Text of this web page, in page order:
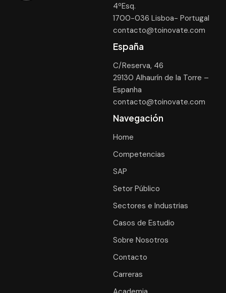
4ºEsq.
1700-036 Lisboa- Portugal
contacto@toinovate.com
España
C/Reserva, 46
29130 Alhaurín de la Torre –
Espanha
contacto@toinovate.com
Navegación
Home
Competencias
SAP
Setor Público
Sectores e Industrias
Casos de Estudio
Sobre Nosotros
Contacto
Carreras